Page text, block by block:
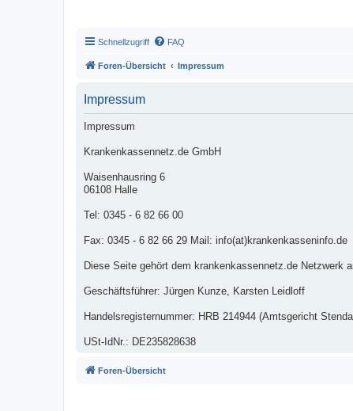
Schnellzugriff FAQ
Foren-Übersicht Impressum
Impressum
Impressum
Krankenkassennetz.de GmbH
Waisenhausring 6
06108 Halle
Tel: 0345 - 6 82 66 00
Fax: 0345 - 6 82 66 29 Mail: info(at)krankenkasseninfo.de
Diese Seite gehört dem krankenkassennetz.de Netzwerk
Geschäftsführer: Jürgen Kunze, Karsten Leidloff
Handelsregisternummer: HRB 214944 (Amtsgericht
USt-IdNr.: DE235828638
Foren-Übersicht